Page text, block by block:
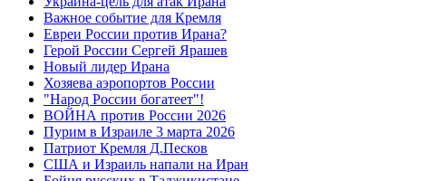
Важное событие для Кремля
Евреи России против Ирана?
Герой России Сергей Ярашев
Новый лидер Ирана
Хозяева аэропортов России
"Народ России богатеет"!
ВОЙНА против России 2026
Пурим в Израиле 3 марта 2026
Патриот Кремля Д.Песков
США и Израиль напали на Иран